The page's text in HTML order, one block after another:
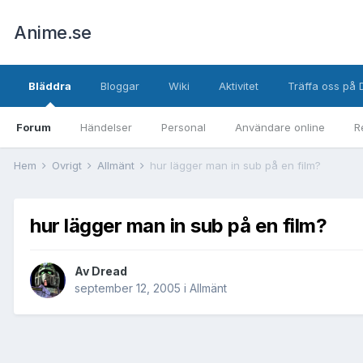
Anime.se
Bläddra
Forum Händelser Personal Användare online
Bloggar Wiki Aktivitet Träffa oss på
Hem Övrigt Allmänt hur lägger man in sub på en film?
hur lägger man in sub på en film?
Av Dread
september 12, 2005 i Allmänt